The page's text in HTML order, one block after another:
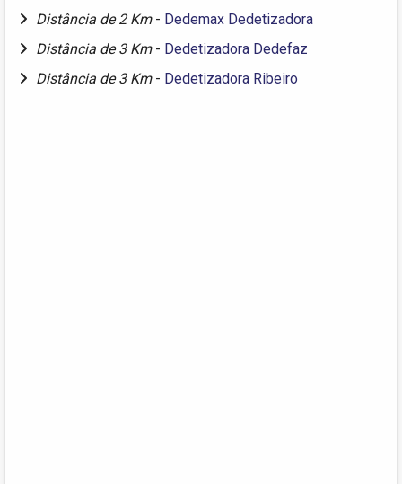
Distância de 2 Km - Dedemax Dedetizadora
Distância de 3 Km - Dedetizadora Dedefaz
Distância de 3 Km - Dedetizadora Ribeiro